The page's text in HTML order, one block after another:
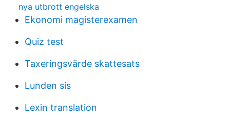
nya utbrott engelska
Ekonomi magisterexamen
Quiz test
Taxeringsvärde skattesats
Lunden sis
Lexin translation